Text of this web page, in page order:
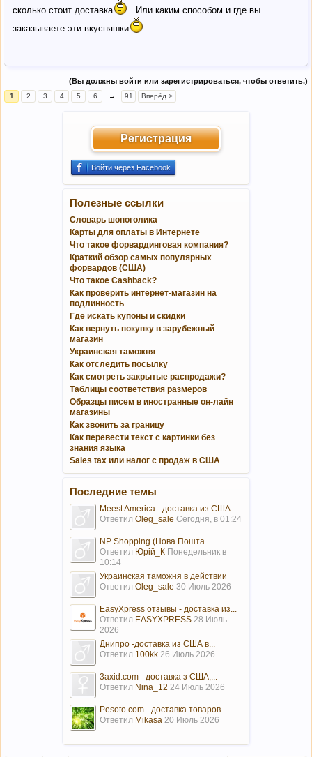
сколько стоит доставка
Или каким способом и где вы
заказываете эти вкусняшки
(Вы должны войти или зарегистрироваться, чтобы ответить.)
1 2 3 4 5 6 → 91 Вперёд >
Регистрация
Войти через Facebook
Полезные ссылки
Словарь шопоголика
Карты для оплаты в Интернете
Что такое форвардинговая компания?
Краткий обзор самых популярных
форвардов (США)
Что такое Cashback?
Как проверить интернет-магазин на
подлинность
Где искать купоны и скидки
Как вернуть покупку в зарубежный
магазин
Украинская таможня
Как отследить посылку
Как смотреть закрытые распродажи?
Таблицы соответствия размеров
Образцы писем в иностранные он-лайн
магазины
Как звонить за границу
Как перевести текст с картинки без
знания языка
Sales tax или налог с продаж в США
Последние темы
Meest America - доставка из США
Ответил Oleg_sale Сегодня, в 01:24
NP Shopping (Нова Пошта...
Ответил Юрій_К Понедельник в
10:14
Украинская таможня в действии
Ответил Oleg_sale 30 Июль 2026
EasyXpress отзывы - доставка из...
Ответил EASYXPRESS 28 Июль
2026
Днипро -доставка из США в...
Ответил 100kk 26 Июль 2026
3axid.com - доставка з США,...
Ответил Nina_12 24 Июль 2026
Pesoto.com - доставка товаров...
Ответил Mikasa 20 Июль 2026